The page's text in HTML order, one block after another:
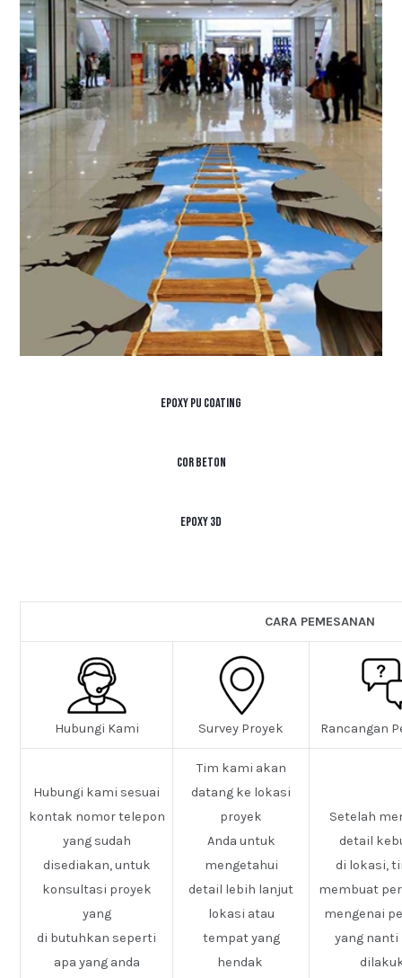
Epoxy PU Coating
Cor Beton
Epoxy 3D
CARA PEMESANAN
Hubungi Kami Survey Proyek Rancangan
Hubungi kami sesuai
kontak nomor telepon
yang sudah
disediakan, untuk
konsultasi proyek
yang
di butuhkan seperti
apa yang anda
Tim kami akan
datang ke lokasi
proyek
Anda untuk
mengetahui
detail lebih lanjut
lokasi atau
tempat yang
hendak
Setelah
detail
di lokasi,
membuat
mengenai
yang nanti